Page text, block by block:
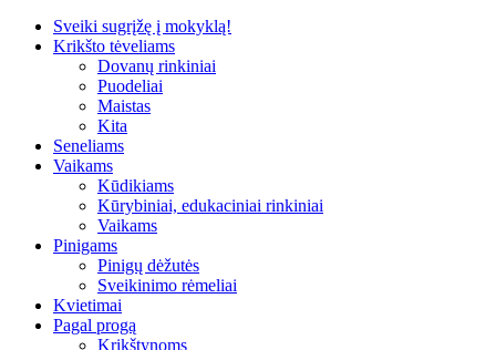
Sveiki sugrįžę į mokyklą!
Krikšto tėveliams
Dovanų rinkiniai
Puodeliai
Maistas
Kita
Seneliams
Vaikams
Kūdikiams
Kūrybiniai, edukaciniai rinkiniai
Vaikams
Pinigams
Pinigų dėžutės
Sveikinimo rėmeliai
Kvietimai
Pagal progą
Krikštynoms